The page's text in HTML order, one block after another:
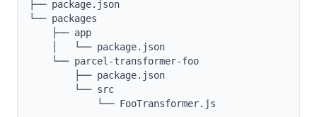
├── package.json
└── packages
    ├── app
    │   └── package.json
    └── parcel-transformer-foo
        ├── package.json
        └── src